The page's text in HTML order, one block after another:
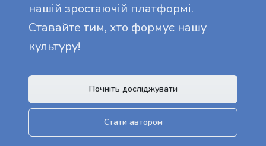
нашій зростаючій платформі.
Ставайте тим, хто формує нашу
культуру!
Почніть досліджувати
Стати автором